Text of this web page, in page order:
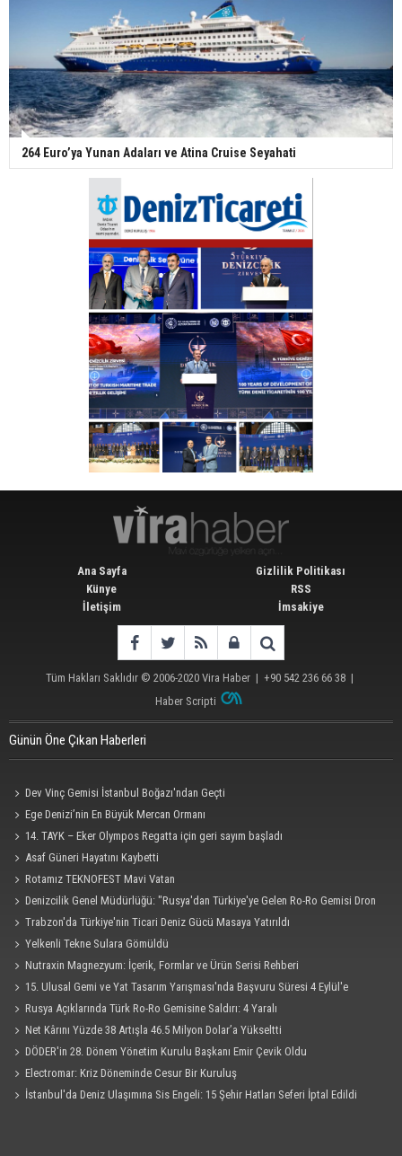
264 Euro’ya Yunan Adaları ve Atina Cruise Seyahati
Ana Sayfa
Künye
İletişim
Gizlilik Politikası
RSS
İmsakiye
Tüm Hakları Saklıdır © 2006-2020 Vira Haber | +90 542 236 66 38 |
Haber Scripti
Günün Öne Çıkan Haberleri
Dev Vinç Gemisi İstanbul Boğazı'ndan Geçti
Ege Denizi’nin En Büyük Mercan Ormanı
14. TAYK – Eker Olympos Regatta için geri sayım başladı
Asaf Güneri Hayatını Kaybetti
Rotamız TEKNOFEST Mavi Vatan
Denizcilik Genel Müdürlüğü: "Rusya'dan Türkiye'ye Gelen Ro-Ro Gemisi Dron
Saldırısına Uğradı"
Trabzon'da Türkiye'nin Ticari Deniz Gücü Masaya Yatırıldı
Yelkenli Tekne Sulara Gömüldü
Nutraxin Magnezyum: İçerik, Formlar ve Ürün Serisi Rehberi
15. Ulusal Gemi ve Yat Tasarım Yarışması'nda Başvuru Süresi 4 Eylül'e
Uzatıldı
Rusya Açıklarında Türk Ro-Ro Gemisine Saldırı: 4 Yaralı
Net Kârını Yüzde 38 Artışla 46.5 Milyon Dolar’a Yükseltti
DÖDER'in 28. Dönem Yönetim Kurulu Başkanı Emir Çevik Oldu
Electromar: Kriz Döneminde Cesur Bir Kuruluş
İstanbul'da Deniz Ulaşımına Sis Engeli: 15 Şehir Hatları Seferi İptal Edildi